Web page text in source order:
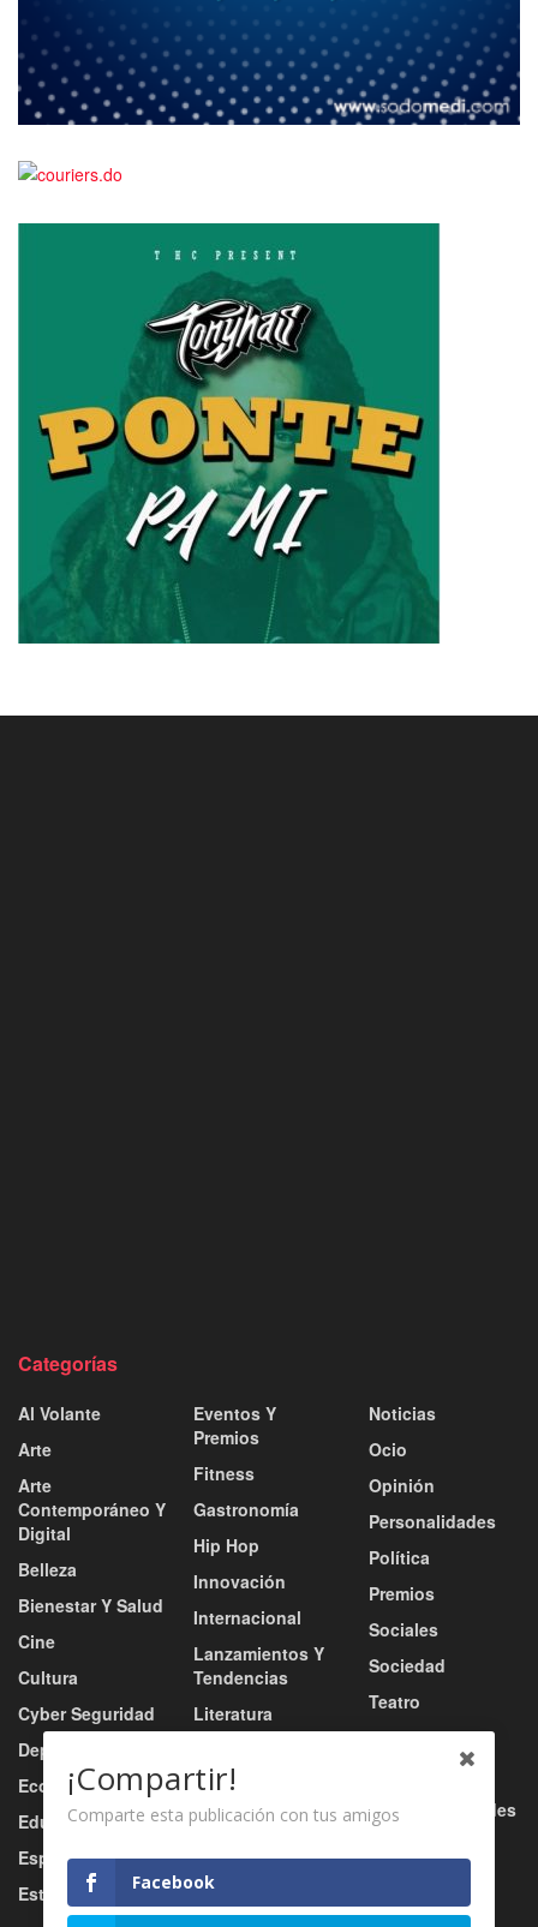
Categorías
Al Volante
Arte
Arte
Contemporáneo Y
Digital
Belleza
Bienestar Y Salud
Cine
Cultura
Cyber Seguridad
Deportes
Economía
Educación
Esports
Estilo De Vida
Eventos Y
Premios
Fitness
Gastronomía
Hip Hop
Innovación
Internacional
Lanzamientos Y
Tendencias
Literatura
Música
Música Urbana
Nacional
Negocio
Noticias
Ocio
Opinión
Personalidades
Política
Premios
Sociales
Sociedad
Teatro
Tecnología
Tv / Radio / Redes
¡Compartir!
Comparte esta publicación con tus amigos
Facebook